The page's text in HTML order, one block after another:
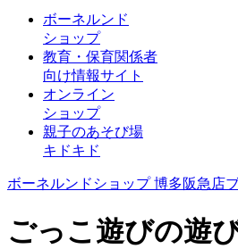
ボーネルンド
ショップ
教育・保育関係者
向け情報サイト
オンライン
ショップ
親子のあそび場
キドキド
ボーネルンドショップ 博多阪急店
ごっこ遊びの遊